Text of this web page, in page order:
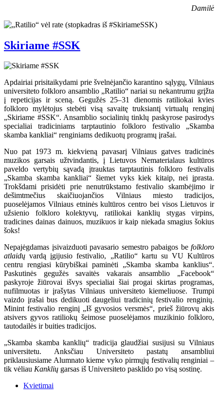
Damilė
Skiriame #SSK
Apdairiai prisitaikydami prie švelnėjančio karantino sąlygų, Vilniaus
universiteto folkloro ansamblio „Ratilio“ nariai su nekantrumu grįžta
į repeticijas ir sceną. Gegužės 25–31 dienomis ratiliokai kvies
folkloro mylėtojus stebėti visą savaitę truksiantį virtualų renginį
„Skiriame #SSK“. Ansamblio socialinių tinklų paskyrose pasirodys
specialiai tradiciniams tarptautinio folkloro festivalio „Skamba
skamba kankliai“ renginiams dedikuotų programų įrašai.
Nuo pat 1973 m. kiekvieną pavasarį Vilniaus gatves tradicinės
muzikos garsais užtvindantis, į Lietuvos Nematerialaus kultūros
paveldo vertybių sąvadą įtrauktas tarptautinis folkloro festivalis
„Skamba skamba kankliai“ šiemet vyks kiek kitaip, nei įprasta.
Trokšdami prisidėti prie nenutrūkstamo festivalio skambėjimo ir
dešimtmečius skaičiuojančios Vilniaus miesto tradicijos,
puoselėjamos Vilniaus etninės kultūros centro bei visos Lietuvos ir
užsienio folkloro kolektyvų, ratiliokai kanklių stygas virpins,
tradicines dainas dainuos, muzikuos ir kaip niekada smagius šokius
šoks!
Nepajėgdamas įsivaizduoti pavasario semestro pabaigos be folkloro
atlaidų vardą įgijusio festivalio, „Ratilio“ kartu su VU Kultūros
centru rengiasi kūrybiškai paminėti „Skamba skamba kanklius“.
Paskutinės gegužės savaitės vakarais ansamblio „Facebook“
paskyroje žiūrovai išvys specialiai šiai progai skirtas programas,
nufilmuotas ir įrašytas Vilniaus universiteto kiemeliuose. Trumpi
vaizdo įrašai bus dedikuoti daugeliui tradicinių festivalio renginių.
Minint festivalio renginį „Iš gyvosios versmės“, prieš žiūrovų akis
atsivers gyvos ratiliokų šeimose puoselėjamos muzikinio folkloro,
tautodailės ir buities tradicijos.
„Skamba skamba kanklių“ tradicija glaudžiai susijusi su Vilniaus
universitetu. Anksčiau Universiteto pastatų ansambliui
priklausiusiame Alumnato kieme vyko pirmųjų festivalių renginiai –
tik vėliau Kanklių garsas iš Universiteto pasklido po visą sostinę.
Kvietimai